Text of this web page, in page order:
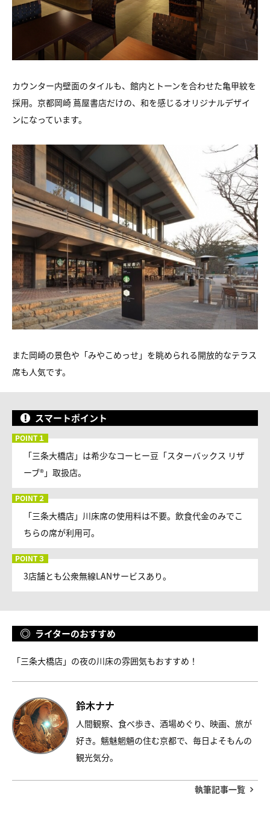
カウンター内壁面のタイルも、館内とトーンを合わせた亀甲紋を
採用。京都岡崎 蔦屋書店だけの、和を感じるオリジナルデザイ
ンになっています。
また岡崎の景色や「みやこめっせ」を眺められる開放的なテラス
席も人気です。
スマートポイント
「三条大橋店」は希少なコーヒー豆「スターバックス リザ
ーブ®」取扱店。
「三条大橋店」川床席の使用料は不要。飲食代金のみでこ
ちらの席が利用可。
3店舗とも公衆無線LANサービスあり。
ライターのおすすめ
「三条大橋店」の夜の川床の雰囲気もおすすめ！
鈴木ナナ
人間観察、食べ歩き、酒場めぐり、映画、旅が
好き。魑魅魍魎の住む京都で、毎日よそもんの
観光気分。
執筆記事一覧